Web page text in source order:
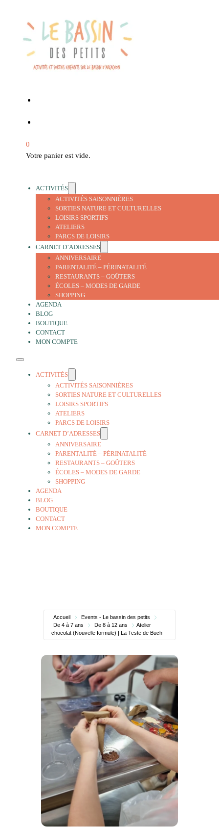
0
Votre panier est vide.
ACTIVITÉS
ACTIVITÉS SAISONNIÈRES
SORTIES NATURE ET CULTURELLES
LOISIRS SPORTIFS
ATELIERS
PARCS DE LOISIRS
CARNET D’ADRESSES
ANNIVERSAIRE
PARENTALITÉ – PÉRINATALITÉ
RESTAURANTS – GOÛTERS
ÉCOLES – MODES DE GARDE
SHOPPING
AGENDA
BLOG
BOUTIQUE
CONTACT
MON COMPTE
ACTIVITÉS
ACTIVITÉS SAISONNIÈRES
SORTIES NATURE ET CULTURELLES
LOISIRS SPORTIFS
ATELIERS
PARCS DE LOISIRS
CARNET D’ADRESSES
ANNIVERSAIRE
PARENTALITÉ – PÉRINATALITÉ
RESTAURANTS – GOÛTERS
ÉCOLES – MODES DE GARDE
SHOPPING
AGENDA
BLOG
BOUTIQUE
CONTACT
MON COMPTE
Accueil
Events - Le bassin des petits
De 4 à 7 ans
De 8 à 12 ans
Atelier
chocolat (Nouvelle formule) | La Teste de Buch